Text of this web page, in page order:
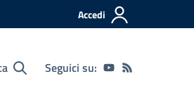
Accedi
Seguici su: